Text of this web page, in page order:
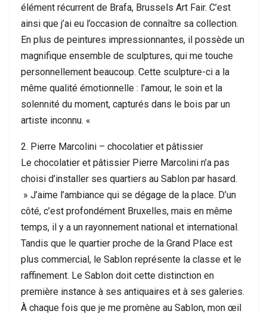
élément récurrent de Brafa, Brussels Art Fair. C’est
ainsi que j’ai eu l’occasion de connaître sa collection.
En plus de peintures impressionnantes, il possède un
magnifique ensemble de sculptures, qui me touche
personnellement beaucoup. Cette sculpture-ci a la
même qualité émotionnelle : l’amour, le soin et la
solennité du moment, capturés dans le bois par un
artiste inconnu. «
2. Pierre Marcolini – chocolatier et pâtissier
Le chocolatier et pâtissier Pierre Marcolini n’a pas
choisi d’installer ses quartiers au Sablon par hasard.
» J’aime l’ambiance qui se dégage de la place. D’un
côté, c’est profondément Bruxelles, mais en même
temps, il y a un rayonnement national et international.
Tandis que le quartier proche de la Grand Place est
plus commercial, le Sablon représente la classe et le
raffinement. Le Sablon doit cette distinction en
première instance à ses antiquaires et à ses galeries.
À chaque fois que je me promène au Sablon, mon œil